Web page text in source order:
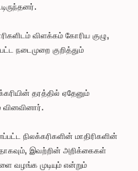
விளக்கம் கோரிய குழு,
நடைமுறை குறித்தும்
தரத்தில் ஏதேனும்
நிலக்கரிகளின் மாதிரிகளின்
இவற்றின் அறிக்கைகள்
வழங்க முடியும் என்றும்